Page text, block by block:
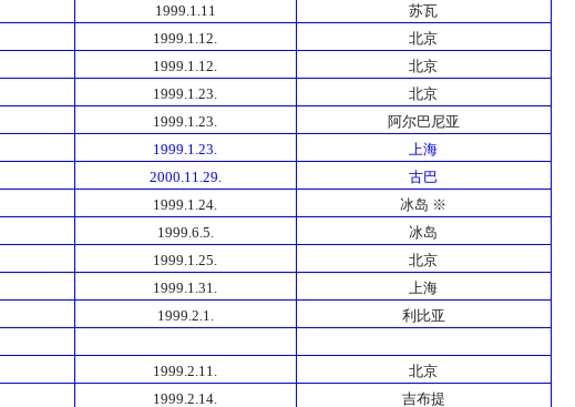
1999.1.11
苏瓦
1999.1.12.
北京
1999.1.12.
北京
1999.1.23.
北京
1999.1.23.
阿尔巴尼亚
1999.1.23.
上海
2000.11.29.
古巴
1999.1.24.
冰岛 ※
1999.6.5.
冰岛
1999.1.25.
北京
1999.1.31.
上海
1999.2.1.
利比亚
1999.2.11.
北京
1999.2.14. 吉布提